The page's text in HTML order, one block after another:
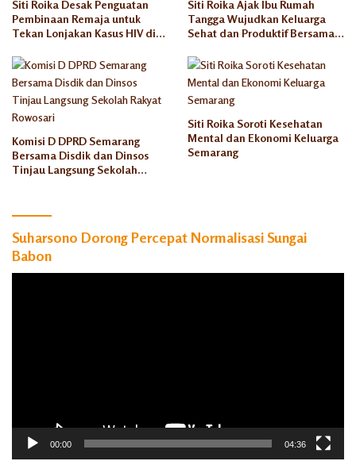
Siti Roika Desak Penguatan
Pembinaan Remaja untuk
Tekan Lonjakan Kasus HIV di
Siti Roika Ajak Ibu Rumah
Tangga Wujudkan Keluarga
Sehat dan Produktif Bersama
Komisi D DPRD Semarang
Bersama Disdik dan Dinsos
Tinjau Langsung Sekolah
Siti Roika Soroti Kesehatan
Mental dan Ekonomi Keluarga
Semarang
Suharsono Dorong Percepat Normalisasi Sungai
Babon
00:00 04:36